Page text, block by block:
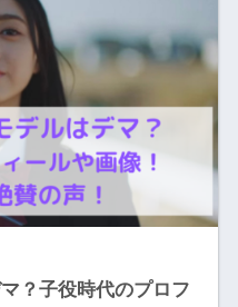
？子役時代のプロフ